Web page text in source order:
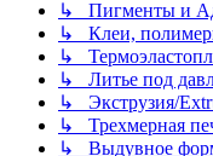
↳ Пигменты и
↳ Клеи,
↳
↳ Литье под
↳ Экструзия/
↳ Трехмерная
↳ Выдувное